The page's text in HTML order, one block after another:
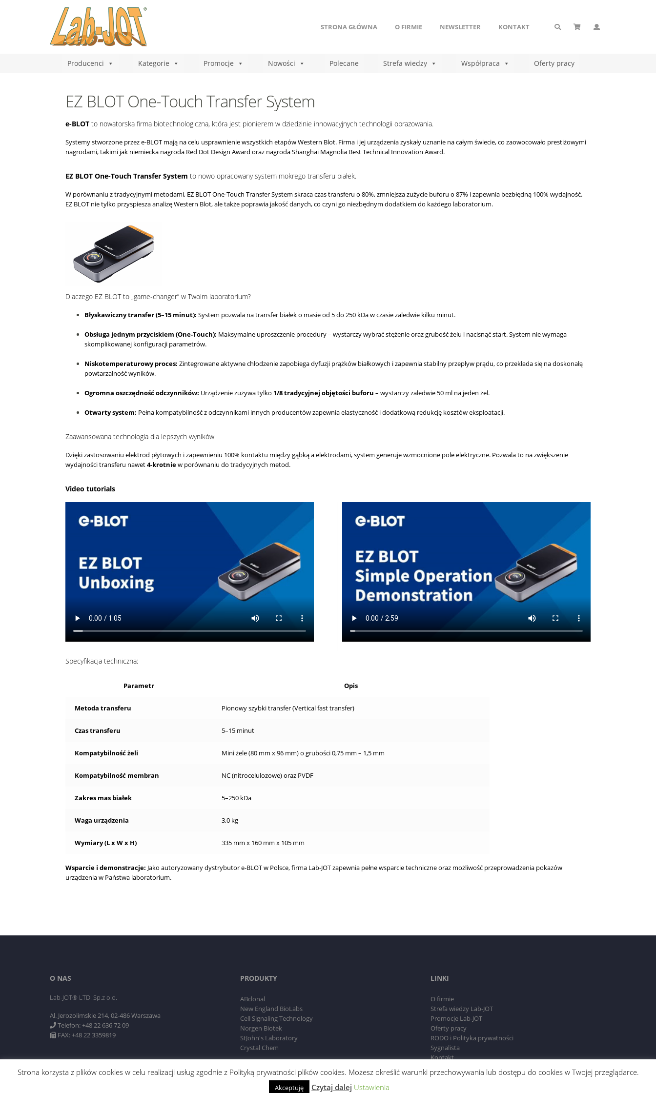
STRONA GŁÓWNA O FIRMIE NEWSLETTER KONTAKT
Producenci Kategorie Promocje Nowości Polecane Strefa wiedzy Współpraca Oferty pracy
EZ BLOT One-Touch Transfer System
e-BLOT to nowatorska firma biotechnologiczna, która jest pionierem w dziedzinie innowacyjnych technologii obrazowania.
Systemy stworzone przez e-BLOT mają na celu usprawnienie wszystkich etapów Western Blot. Firma i jej urządzenia zyskały uznanie nacałym świecie, co zaowocowało prestiżowymi
nagrodami, takimi jak niemiecka nagroda Red Dot Design Award oraz nagroda Shanghai Magnolia Best Technical Innovation Award.
EZ BLOT One-Touch Transfer System to nowo opracowany system mokrego transferu białek.
W porównaniu z tradycyjnymi metodami, EZ BLOT One-Touch Transfer System skraca czastransferu o 80%, zmniejsza zużycie buforu o 87% i zapewnia bezbłędną 100% wydajność.
EZ BLOT nie tylko przyspiesza analizę Western Blot, ale także poprawia jakość danych, co czynigo niezbędnym dodatkiem do każdego laboratorium.
Dlaczego EZ BLOT to „game-changer” w Twoim laboratorium?
Błyskawiczny transfer (5–15 minut): System pozwala na transfer białek o masie od 5 do 250 kDa w czasie zaledwie kilku minut.
Obsługa jednym przyciskiem (One-Touch): Maksymalne uproszczenie procedury – wystarczy wybrać stężenie oraz grubość żelu i nacisnąć start.System nie wymaga
skomplikowanej konfiguracji parametrów.
Niskotemperaturowy proces: Zintegrowane aktywne chłodzenie zapobiega dyfuzji prążków białkowych i zapewnia stabilny przepływ prądu, co przekłada się na doskonałą
powtarzalność wyników.
Ogromna oszczędność odczynników: Urządzenie zużywa tylko 1/8 tradycyjnej objętości buforu – wystarczy zaledwie 50 ml na jeden żel.
Otwarty system: Pełna kompatybilność z odczynnikami innych producentów zapewnia elastyczność i dodatkową redukcję kosztów eksploatacji.
Zaawansowana technologia dla lepszych wyników
Dzięki zastosowaniu elektrod płytowych i zapewnieniu 100% kontaktu między gąbką a elektrodami, system generuje wzmocnione pole elektryczne. Pozwala to na zwiększenie
wydajności transferu nawet4-krotniew porównaniu do tradycyjnych metod.
Video tutorials
Specyfikacja techniczna:
Parametr Opis
Metoda transferu Pionowy szybki transfer (Vertical fast transfer)
Czas transferu 5–15 minut
Kompatybilność żeli Mini żele (80 mm x 96 mm) o grubości 0,75 mm – 1,5 mm
Kompatybilność membran NC (nitrocelulozowe) oraz PVDF
Zakres mas białek 5–250 kDa
Waga urządzenia 3,0 kg
Wymiary (L x W x H) 335 mm x 160 mm x 105 mm
Wsparcie i demonstracje: Jako autoryzowany dystrybutor e-BLOT w Polsce, firma Lab-JOT zapewnia pełne wsparcie techniczne oraz możliwość przeprowadzenia pokazów
urządzenia w Państwa laboratorium.
O NAS
Lab-JOT® LTD. Sp.z o.o.
Al. Jerozolimskie 214, 02-486 Warszawa
Telefon: +48 22 636 72 09
FAX: +48 22 3359819
PRODUKTY
ABclonal
New England BioLabs
Cell Signaling Technology
Norgen Biotek
StJohn's Laboratory
Crystal Chem
LINKI
O firmie
Strefa wiedzy Lab-JOT
Promocje Lab-JOT
Oferty pracy
RODO i Polityka prywatności
Sygnalista
Kontakt
Strona korzysta z plików cookies w celu realizacji usług zgodnie z Polityką prywatności plików cookies. Możesz określić warunki przechowywania lub dostępu do cookies w Twojej przeglądarce.
Akceptuję Czytaj dalej Ustawienia